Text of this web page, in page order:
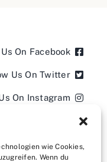
wie Cookies,
Wenn du
On Facebook
Us On Twitter
On Instagram
Us On LinkedIn
us on YouTube